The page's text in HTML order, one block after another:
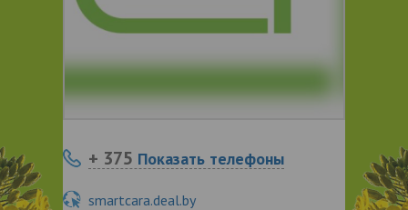
+ 375 Показать телефоны
smartcara.deal.by